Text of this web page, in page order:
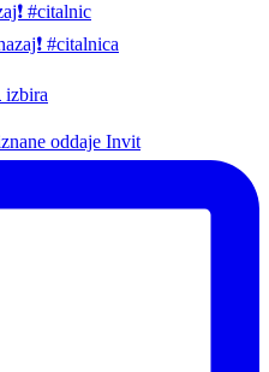
#citalnic
oddaje Invit